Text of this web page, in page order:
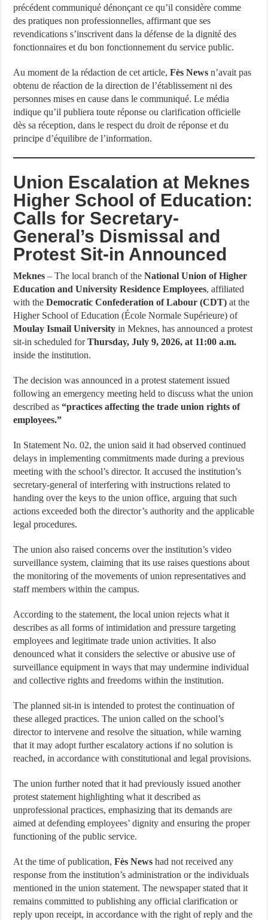
précédent communiqué dénonçant ce qu’il considère comme
des pratiques non professionnelles, affirmant que ses
revendications s’inscrivent dans la défense de la dignité des
fonctionnaires et du bon fonctionnement du service public.
Au moment de la rédaction de cet article,Fès News n’avait pas
obtenu de réaction de la direction de l’établissement ni des
personnes mises en cause dans le communiqué. Le média
indique qu’il publiera toute réponse ou clarification officielle
dès sa réception, dans le respect du droit de réponse et du
principe d’équilibre de l’information.
Union Escalation at Meknes
Higher School of Education:
Calls for Secretary-
General’s Dismissal and
Protest Sit-in Announced
Meknes – The local branch of theNational Union of Higher
Education and University Residence Employees, affiliated
with theDemocratic Confederation of Labour (CDT) at the
Higher School of Education (École Normale Supérieure) of
Moulay Ismail University in Meknes, has announced a protest
sit-in scheduled forThursday, July 9, 2026, at 11:00 a.m.
inside the institution.
The decision was announced in a protest statement issued
following an emergency meeting held to discuss what the union
described as“practices affecting the trade union rights of
employees.”
In Statement No. 02, the union said it had observed continued
delays in implementing commitments made during a previous
meeting with the school’s director. It accused the institution’s
secretary-general of interfering with instructions related to
handing over the keys to the union office, arguing that such
actions exceeded both the director’s authority and the applicable
legal procedures.
The union also raised concerns over the institution’s video
surveillance system, claiming that its use raises questions about
the monitoring of the movements of union representatives and
staff members within the campus.
According to the statement, the local union rejects what it
describes as all forms of intimidation and pressure targeting
employees and legitimate trade union activities. It also
denounced what it considers the selective or abusive use of
surveillance equipment in ways that may undermine individual
and collective rights and freedoms within the institution.
The planned sit-in is intended to protest the continuation of
these alleged practices. The union called on the school’s
director to intervene and resolve the situation, while warning
that it may adopt further escalatory actions if no solution is
reached, in accordance with constitutional and legal provisions.
The union further noted that it had previously issued another
protest statement highlighting what it described as
unprofessional practices, emphasizing that its demands are
aimed at defending employees’ dignity and ensuring the proper
functioning of the public service.
At the time of publication,Fès News had not received any
response from the institution’s administration or the individuals
mentioned in the union statement. The newspaper stated that it
remains committed to publishing any official clarification or
reply upon receipt, in accordance with the right of reply and the